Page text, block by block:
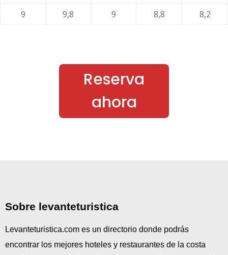
9
9,8 9 8,8 8,2
Reserva
ahora
Sobre levanteturistica
Levanteturistica.com es un directorio donde podrás
encontrar los mejores hoteles y restaurantes de la costa